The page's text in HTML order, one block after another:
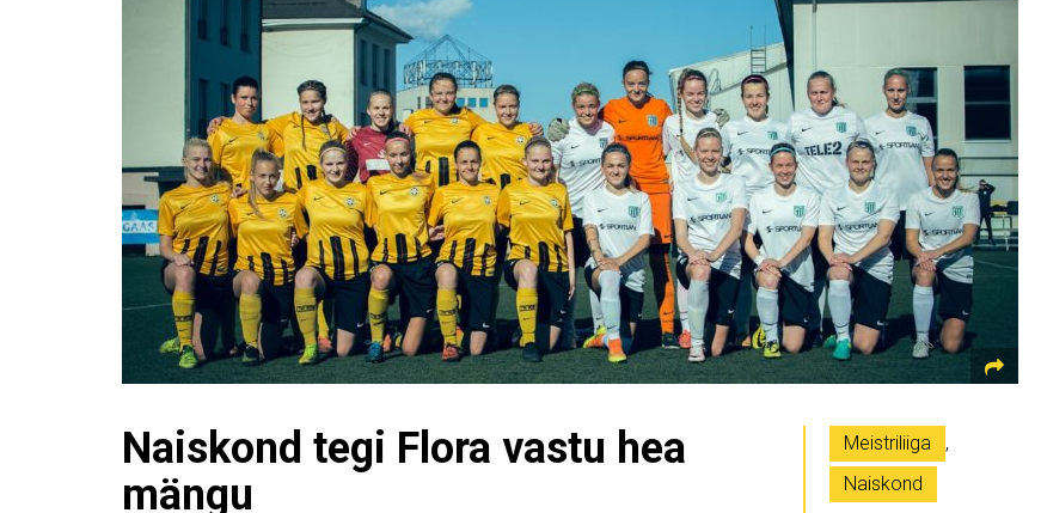
Naiskond tegi Flora vastu hea
mängu
Meistriliiga
,
Naiskond